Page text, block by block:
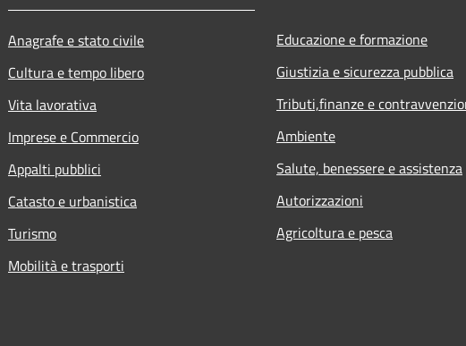
Anagrafe e stato civile
Cultura e tempo libero
Vita lavorativa
Imprese e Commercio
Appalti pubblici
Catasto e urbanistica
Turismo
Mobilità e trasporti
Educazione e formazione
Giustizia e sicurezza pubblica
Tributi,finanze e
Ambiente
Salute, benessere e assistenza
Autorizzazioni
Agricoltura e pesca